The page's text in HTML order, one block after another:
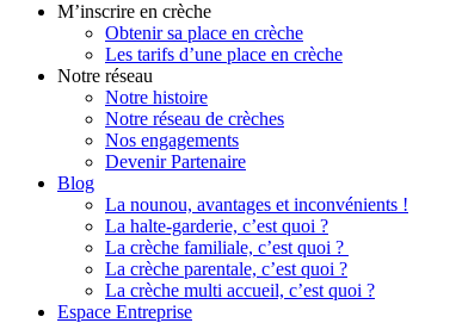
M’inscrire en crèche
Obtenir sa place en crèche
Les tarifs d’une place en crèche
Notre réseau
Notre histoire
Notre réseau de crèches
Nos engagements
Devenir Partenaire
Blog
La nounou, avantages et inconvénients !
La halte-garderie, c’est quoi ?
La crèche familiale, c’est quoi ?
La crèche parentale, c’est quoi ?
La crèche multi accueil, c’est quoi ?
Espace Entreprise